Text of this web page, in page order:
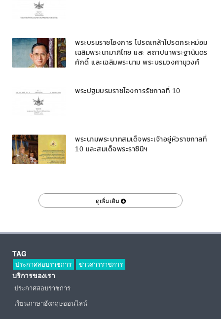
พระบรมราชโองการ โปรดเกล้าโปรดกระหม่อม
เฉลิมพระนามาภิไทย และ สถาปนาพระฐานันดร
ศักดิ์ และเฉลิมพระนาม พระบรมวงศานุวงศ์
พระปฐมบรมราชโองการรัชกาลที่ 10
พระนามพระบาทสมเด็จพระเจ้าอยู่หัวราชกาลที่
10 และสมเด็จพระราชินีฯ
ดูเพิ่มเติม
TAG
ประกาศสอบราชการ ข่าวสารราชการ
บริการของเรา
ประกาศสอบราชการ
เรียนภาษาอังกฤษออนไลน์